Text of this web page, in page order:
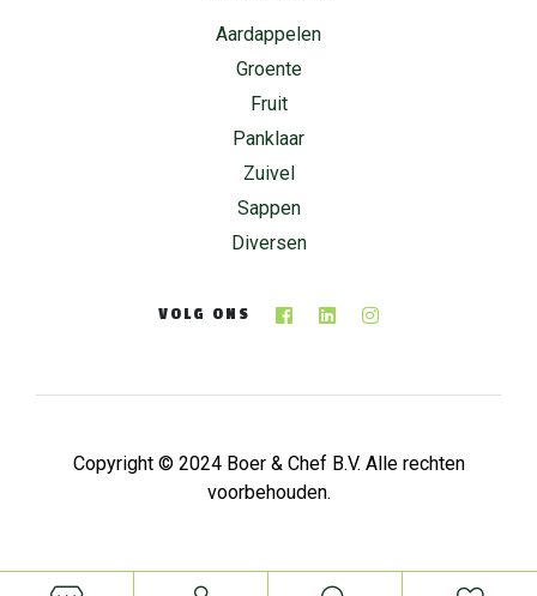
Aardappelen
Groente
Fruit
Panklaar
Zuivel
Sappen
Diversen
VOLG ONS
Copyright © 2024 Boer & Chef B.V. Alle rechten
voorbehouden.